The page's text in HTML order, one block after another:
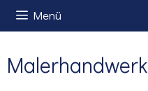
Menü
Malerhandwerk